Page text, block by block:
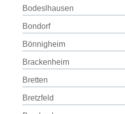
Bodeslhausen
Bondorf
Bönnigheim
Brackenheim
Bretten
Bretzfeld